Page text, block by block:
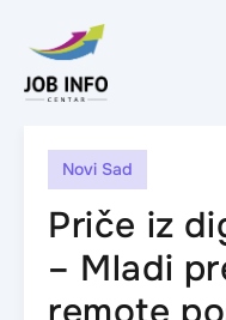
Skip to content
Novi Sad
Priče iz
– Mladi